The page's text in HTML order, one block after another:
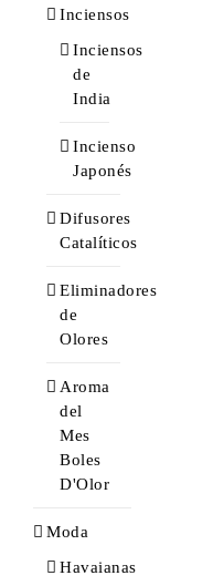
Inciensos
Inciensos
de
India
Incienso
Japonés
Difusores
Catalíticos
Eliminadores
de
Olores
Aroma
del
Mes
Boles
D'Olor
Moda
Havaianas